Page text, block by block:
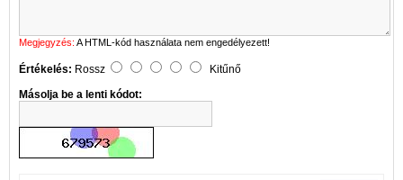
Megjegyzés: A HTML-kód használata nem engedélyezett!
Értékelés: Rossz
Kitűnő
Másolja be a lenti kódot: